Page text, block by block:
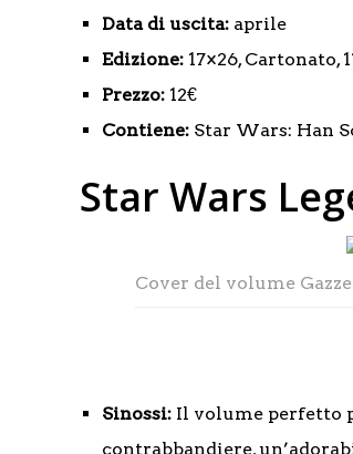
Data di uscita: aprile
Edizione: 17×26, Cartonato,
Prezzo: 12€
Contiene: Star Wars: Han
Star Wars
Cover del volume
Sinossi: Il volume perfetto
contrabbandiere,